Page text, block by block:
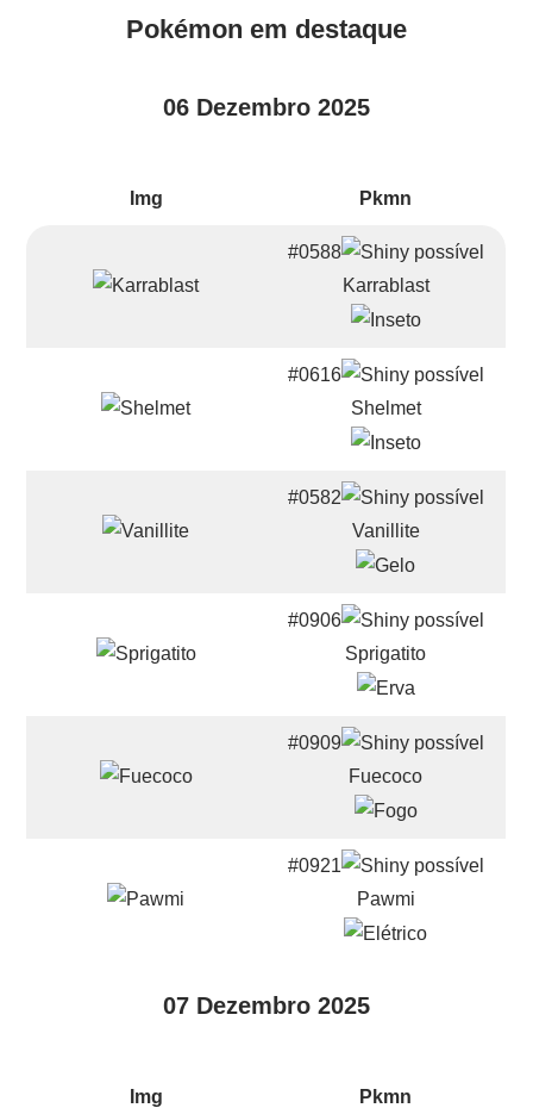
Pokémon em destaque
06 Dezembro 2025
Img Pkmn
#0588
Karrablast
#0616
Shelmet
#0582
Vanillite
#0906
Sprigatito
#0909
Fuecoco
#0921
Pawmi
07 Dezembro 2025
Img Pkmn